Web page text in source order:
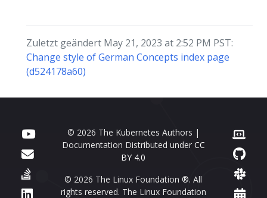
Zuletzt geändert May 21, 2023 at 2:52 PM PST:
Change style of German Concepts index page
(d524178a60)
© 2026 The Kubernetes Authors |
Documentation Distributed under CC
BY 4.0
© 2026 The Linux Foundation ®. All
rights reserved. The Linux Foundation